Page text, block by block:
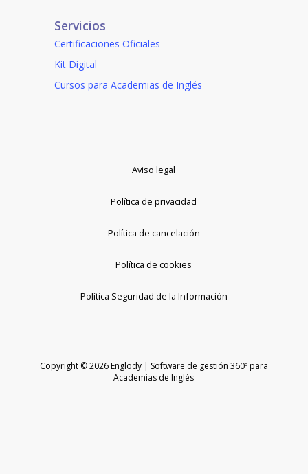
Servicios
Certificaciones Oficiales
Kit Digital
Cursos para Academias de Inglés
Copyright © 2026 Englody | Software de gestión 360º para
Academias de Inglés
Aviso legal
Política de privacidad
Política de cancelación
Política de cookies
Política Seguridad de la Información